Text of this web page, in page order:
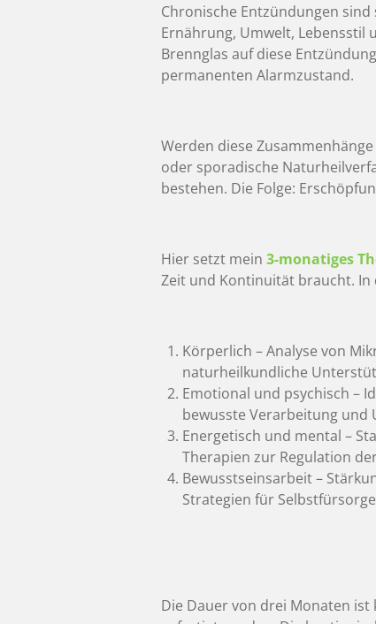
Chronische Entzündungen
Ernährung, Umwelt, Lebensstil
Brennglas auf diese
permanenten Alarmzustand.
Werden diese
oder sporadische
bestehen. Die Folge:
Hier setzt mein 3-monatiges
Zeit und Kontinuität braucht. In
Körperlich – Analyse von
naturheilkundliche
Emotional und psychisch –
bewusste Verarbeitung und
Energetisch und mental –
Therapien zur Regulation
Bewusstseinsarbeit –
Strategien für
Die Dauer von drei Monaten